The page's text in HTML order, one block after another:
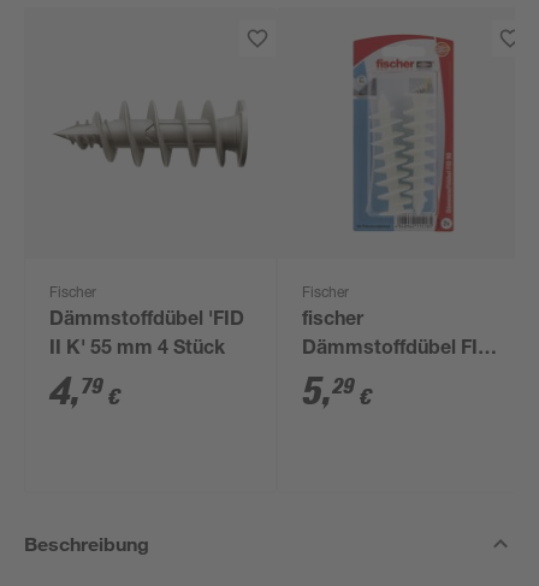
Fischer
Dämmstoffdübel 'FID
II K' 55 mm 4 Stück
4,79 €
Fischer
fischer
Dämmstoffdübel FID
90 K 2 Stück
5,29 €
Beschreibung